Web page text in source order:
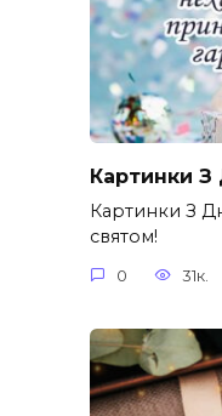
Картинки
Картинки З
святом!
0 31к.